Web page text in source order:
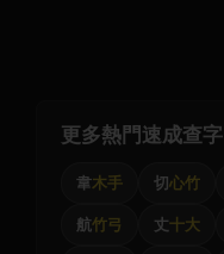
更多熱門速成查字
韋木手 切心竹
航竹弓 丈十大